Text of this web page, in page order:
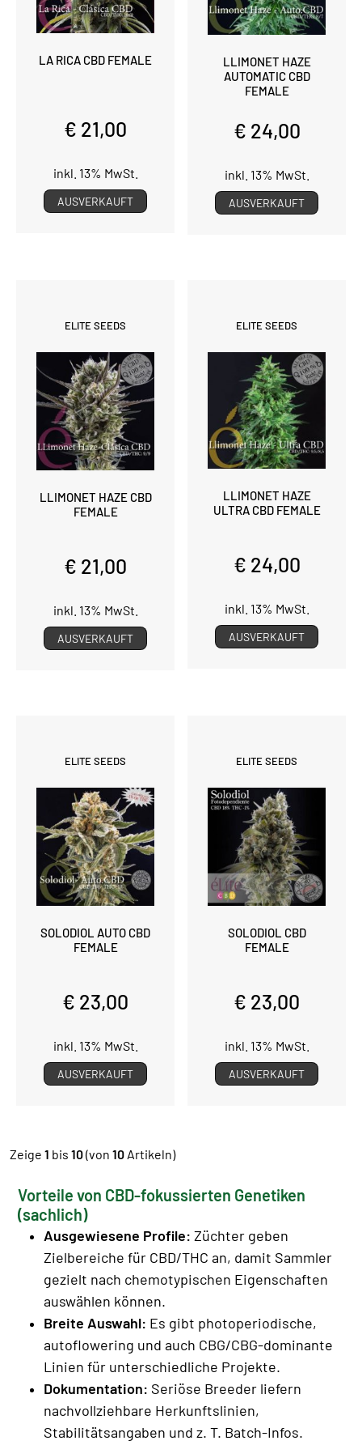
LA RICA CBD FEMALE
€ 21,00
inkl. 13% MwSt.
AUSVERKAUFT
LLIMONET HAZE
AUTOMATIC CBD
FEMALE
€ 24,00
inkl. 13% MwSt.
AUSVERKAUFT
ELITE SEEDS
LLIMONET HAZE CBD
FEMALE
€ 21,00
inkl. 13% MwSt.
AUSVERKAUFT
ELITE SEEDS
LLIMONET HAZE
ULTRA CBD FEMALE
€ 24,00
inkl. 13% MwSt.
AUSVERKAUFT
ELITE SEEDS
SOLODIOL AUTO CBD
FEMALE
€ 23,00
inkl. 13% MwSt.
AUSVERKAUFT
ELITE SEEDS
SOLODIOL CBD
FEMALE
€ 23,00
inkl. 13% MwSt.
AUSVERKAUFT
Zeige 1 bis 10(von 10 Artikeln)
Vorteile von CBD-fokussierten Genetiken
(sachlich)
Ausgewiesene Profile: Züchter geben
Zielbereiche für CBD/THC an, damit Sammler
gezielt nach chemotypischen Eigenschaften
auswählen können.
Breite Auswahl: Es gibt photoperiodische,
autoflowering und auch CBG/CBG-dominante
Linien für unterschiedliche Projekte.
Dokumentation: Seriöse Breeder liefern
nachvollziehbare Herkunftslinien,
Stabilitätsangaben und z. T. Batch-Infos.